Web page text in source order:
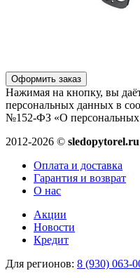
Оформить заказ
Нажимая на кнопку, вы
персональных данных в
№152-ФЗ «О
2012-2026 © sledopytorel.ru
Оплата и доставка
Гарантия и возврат
О нас
Акции
Новости
Кредит
Для регионов: 8 (930) 063-